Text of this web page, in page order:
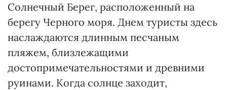
Солнечный Берег, расположенный на
берегу Черного моря. Днем туристы здесь
наслаждаются длинным песчаным
пляжем, близлежащими
достопримечательностями и древними
руинами. Когда солнце заходит,